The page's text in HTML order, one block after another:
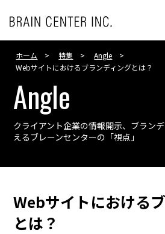
ホーム 特集
Angle
Webサイトにおけるブランディングとは？
Angle
クライアント企業の情報開示、ブラン
えるブレーンセンターの「視点」
Webサイトにおける
とは？